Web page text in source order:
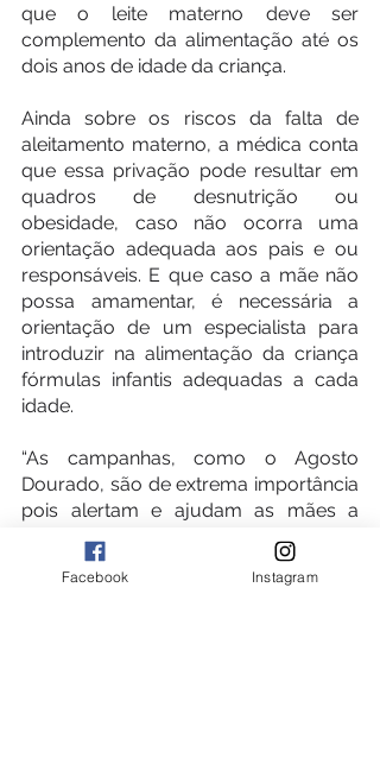
que o leite materno deve ser
complemento da alimentação até os
dois anos de idade da criança.
Ainda sobre os riscos da falta de
aleitamento materno, a médica conta
que essa privação pode resultar em
quadros de desnutrição ou
obesidade, caso não ocorra uma
orientação adequada aos pais e ou
responsáveis. E que caso a mãe não
possa amamentar, é necessária a
orientação de um especialista para
introduzir na alimentação da criança
fórmulas infantis adequadas a cada
idade.
“As campanhas, como o Agosto
Dourado, são de extrema importância
pois alertam e ajudam as mães a
entender a importância de
amamentar”, reforça.
Facebook Instagram